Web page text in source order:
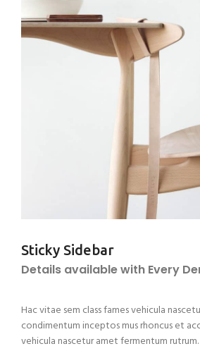
Sticky Sidebar
Details available with Every
Hac vitae sem class fames vehicula
condimentum inceptos mus rhoncus et
vehicula nascetur amet fermentum rutrum.